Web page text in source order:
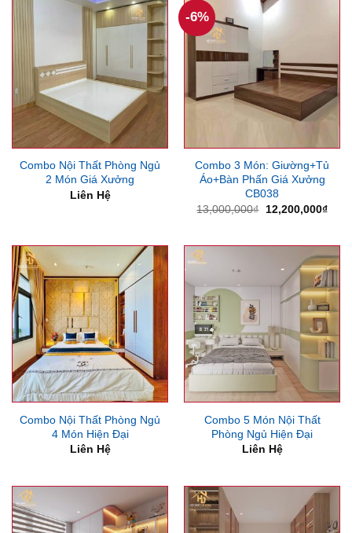
Combo Nội Thất Phòng Ngủ
2 Món Giá Xưởng
Liên Hệ
-6%
Combo 3 Món: Giường+Tủ
Áo+Bàn Phấn Giá Xưởng
CB038
13,000,000₫
Giá
12,200,000₫Giá
Combo Nội Thất Phòng Ngủ
4 Món Hiện Đại
Liên Hệ
Combo 5 Món Nội Thất
Phòng Ngủ Hiện Đại
Liên Hệ